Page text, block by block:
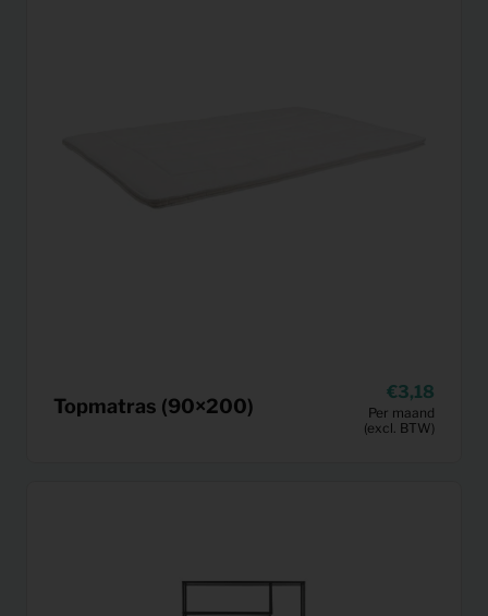
Topmatras (90×200)
3,18
Per maand
(excl. BTW)